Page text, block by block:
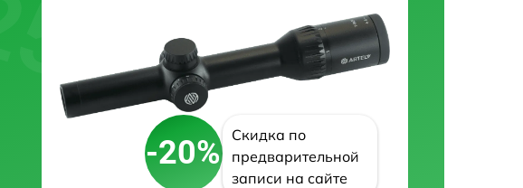
-20%
Скидка по
предварительной
записи на сайте